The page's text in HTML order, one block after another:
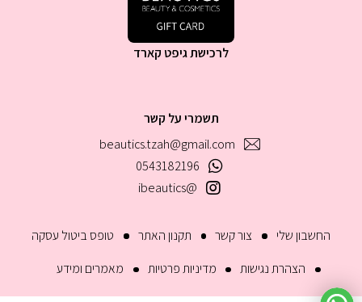
החשבון שלי צור קשר תקנון האתר
טופס ביטול עסקה
הצהרת נגישות
מדיניות פרטיות מאמרים ומידע
תשמרי על קשר
beautics.tzah@gmail.com
0543182196
@ibeautics
לרכישת גיפט קארד